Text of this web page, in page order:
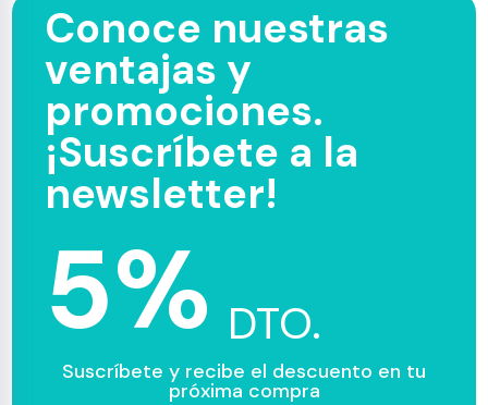
Conoce nuestras
ventajas y
promociones.
¡Suscríbete a la
newsletter!
5% DTO.
Suscríbete y recibe el descuento en tu
próxima compra